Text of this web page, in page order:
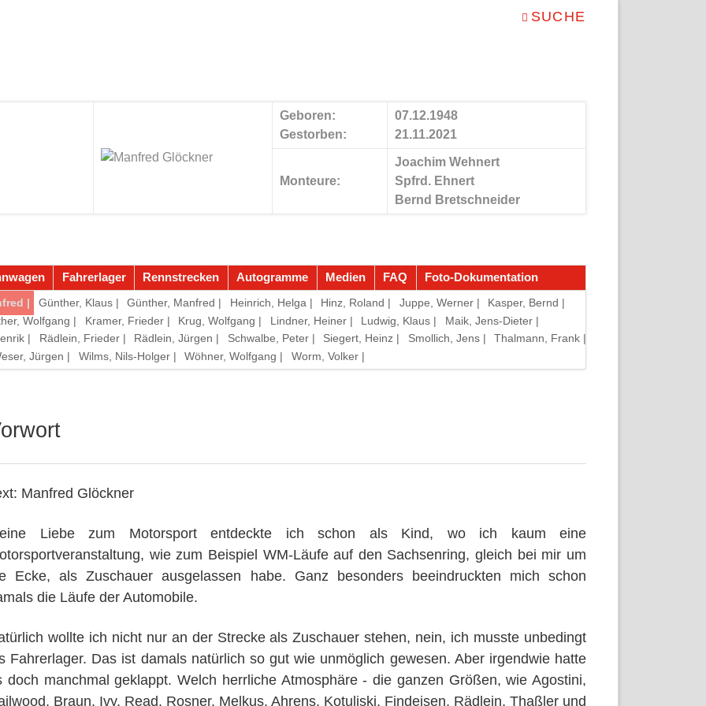
NAVIGATION
SUCHE
Geboren:
Gestorben:
07.12.1948
21.11.2021
Monteure:
Joachim Wehnert
Spfrd. Ehnert
Bernd Bretschneider
Fahrerlager Rennstrecken Autogramme Medien FAQ Foto-Dokumentation
| Günther, Klaus | Günther, Manfred | Heinrich, Helga | Hinz, Roland | Juppe, Werner |
Kasper, Bernd |
Wolfgang | Kramer, Frieder | Krug, Wolfgang | Lindner, Heiner | Ludwig, Klaus |
Maik, Jens-Dieter |
| Rädlein, Frieder | Rädlein, Jürgen | Schwalbe, Peter | Siegert, Heinz | Smollich, Jens |
Thalmann, Frank |
Jürgen | Wilms, Nils-Holger | Wöhner, Wolfgang | Worm, Volker |
Manfred Glöckner
Liebe zum Motorsport entdeckte ich schon als Kind, wo ich kaum eine
wie zum Beispiel WM-Läufe auf den Sachsenring, gleich bei mir um
Ecke, als Zuschauer ausgelassen habe. Ganz besonders beeindruckten mich schon
die Läufe der Automobile.
wollte ich nicht nur an der Strecke als Zuschauer stehen, nein, ich musste unbedingt
Fahrerlager. Das ist damals natürlich so gut wie unmöglich gewesen. Aber irgendwie hatte
doch manchmal geklappt. Welch herrliche Atmosphäre - die ganzen Größen, wie Agostini,
Braun, Ivy, Read, Rosner, Melkus, Ahrens, Kotuliski, Findeisen, Rädlein, Thaßler und